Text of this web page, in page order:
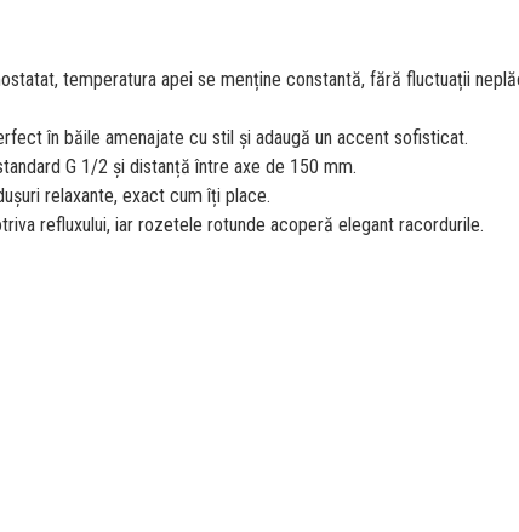
temperatura apei se menține constantă, fără fluctuații
în băile amenajate cu stil și adaugă un accent sofisticat.
G 1/2 și distanță între axe de 150 mm.
relaxante, exact cum îți place.
refluxului, iar rozetele rotunde acoperă elegant racordurile.